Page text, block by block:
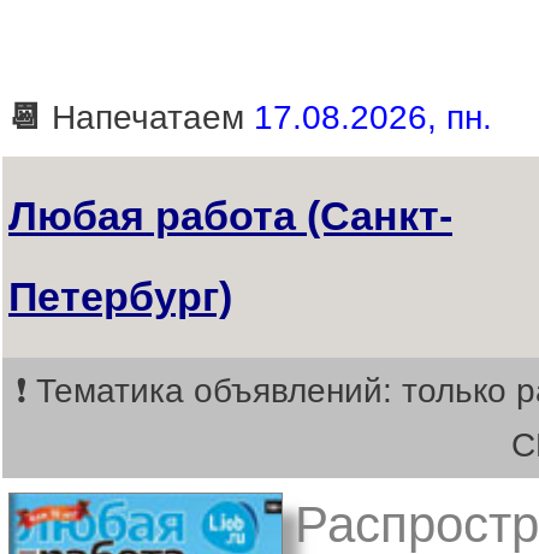
📆 Напечатаем 17.08.2026, пн.
Любая работа (Санкт-
Петербург)
❗ Тематика объявлений: